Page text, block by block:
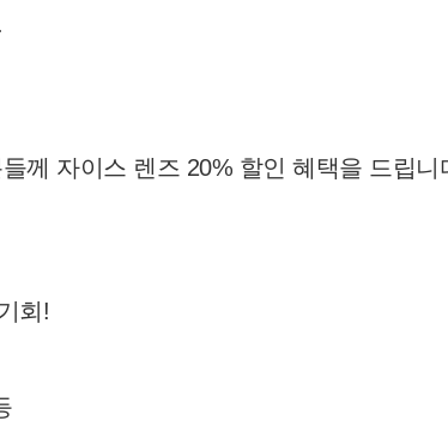
께 자이스 렌즈 20% 할인 혜택을 드립니
회!